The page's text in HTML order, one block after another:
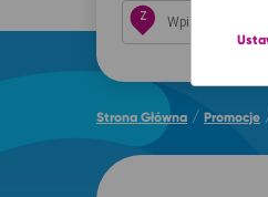
Z
Strona Główna / Promocje